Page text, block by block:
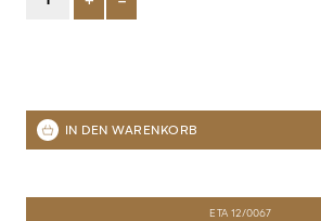
ETA 12/0067